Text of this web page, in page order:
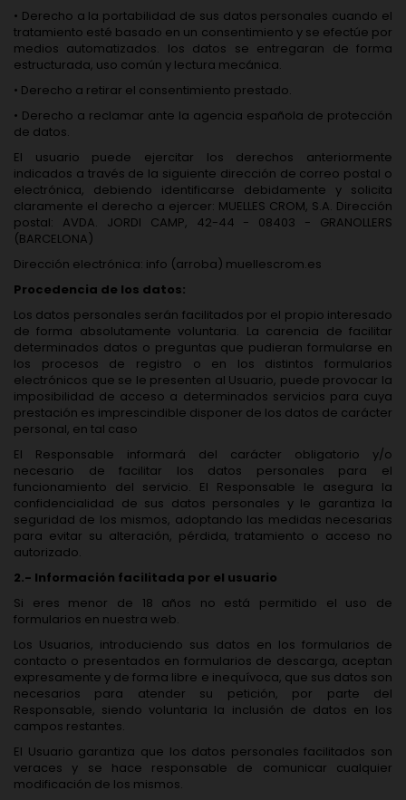
• Derecho a la portabilidad de sus datos personales cuando el
tratamiento esté basado en un consentimiento y se efectúe por
medios automatizados. los datos se entregaran de forma
estructurada, uso común y lectura mecánica.
• Derecho a retirar el consentimiento prestado.
• Derecho a reclamar ante la agencia española de protección
de datos.
El usuario puede ejercitar los derechos anteriormente
indicados a través de la siguiente dirección de correo postal o
electrónica, debiendo identificarse debidamente y solicita
claramente el derecho a ejercer: MUELLES CROM, S.A. Dirección
postal: AVDA. JORDI CAMP, 42-44 - 08403 - GRANOLLERS
(BARCELONA)
Dirección electrónica: info (arroba) muellescrom.es
Procedencia de los datos:
Los datos personales serán facilitados por el propio interesado
de forma absolutamente voluntaria. La carencia de facilitar
determinados datos o preguntas que pudieran formularse en
los procesos de registro o en los distintos formularios
electrónicos que se le presenten al Usuario, puede provocar la
imposibilidad de acceso a determinados servicios para cuya
prestación es imprescindible disponer de los datos de carácter
personal, en tal caso
El Responsable informará del carácter obligatorio y/o
necesario de facilitar los datos personales para el
funcionamiento del servicio. El Responsable le asegura la
confidencialidad de sus datos personales y le garantiza la
seguridad de los mismos, adoptando las medidas necesarias
para evitar su alteración, pérdida, tratamiento o acceso no
autorizado.
2.- Información facilitada por el usuario
Si eres menor de 18 años no está permitido el uso de
formularios en nuestra web.
Los Usuarios, introduciendo sus datos en los formularios de
contacto o presentados en formularios de descarga, aceptan
expresamente y de forma libre e inequívoca, que sus datos son
necesarios para atender su petición, por parte del
Responsable, siendo voluntaria la inclusión de datos en los
campos restantes.
El Usuario garantiza que los datos personales facilitados son
veraces y se hace responsable de comunicar cualquier
modificación de los mismos.